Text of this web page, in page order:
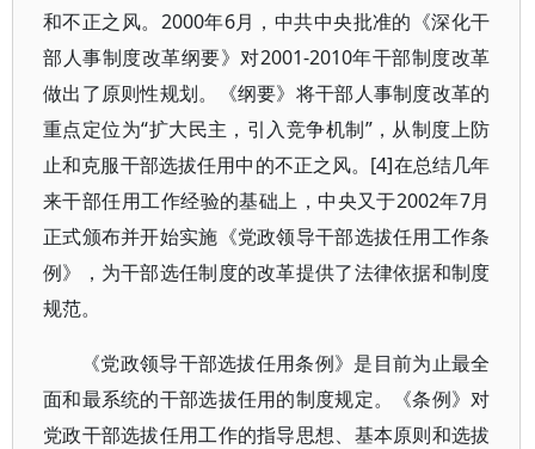
和不正之风。2000年6月，中共中央批准的《深化干
部人事制度改革纲要》对2001-2010年干部制度改革
做出了原则性规划。《纲要》将干部人事制度改革的
重点定位为“扩大民主，引入竞争机制”，从制度上防
止和克服干部选拔任用中的不正之风。[4]在总结几年
来干部任用工作经验的基础上，中央又于2002年7月
正式颁布并开始实施《党政领导干部选拔任用工作条
例》，为干部选任制度的改革提供了法律依据和制度
规范。
《党政领导干部选拔任用条例》是目前为止最全
面和最系统的干部选拔任用的制度规定。《条例》对
党政干部选拔任用工作的指导思想、基本原则和选拔